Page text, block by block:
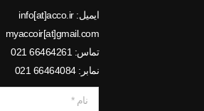
ایمیل: info[at]acco.ir
myaccoir[at]gmail.com
تماس: 66464261 021
نمابر: 66464084 021
نام *